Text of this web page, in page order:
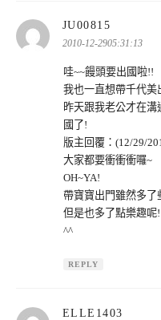
JU00815
示:
2010-12-2905:31:13
哇~~饅頭要出國啦!!
我也一直想帶千代美
昨天跟我老公才在
國了!
版主回覆：(12/29/
大家都要衝衝衝囉~
OH~YA!
帶寶寶出門雖然多了
但是也多了點樂趣呢!
^^
REPLY
ELLE1403